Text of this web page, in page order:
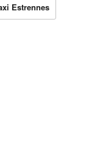
Estrennes